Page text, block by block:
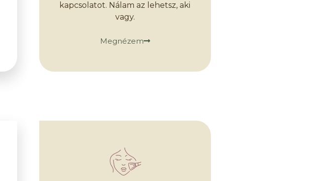
kapcsolatot. Nálam az lehetsz, aki
vagy.
Megnézem